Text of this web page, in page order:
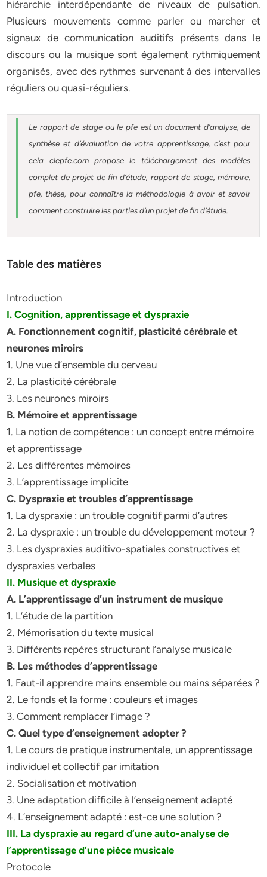
hiérarchie interdépendante de niveaux de pulsation.
Plusieurs mouvements comme parler ou marcher et
signaux de communication auditifs présents dans le
discours ou la musique sont également rythmiquement
organisés, avec des rythmes survenant à des intervalles
réguliers ou quasi-réguliers.
Le rapport de stage ou le pfe est un document d’analyse, de
synthèse et d’évaluation de votre apprentissage, c’est pour
cela clepfe.com propose le téléchargement des modèles
complet de projet de fin d’étude, rapport de stage, mémoire,
pfe, thèse, pour connaître la méthodologie à avoir et savoir
comment construire les parties d’un projet de fin d’étude.
Table des matières
Introduction
I. Cognition, apprentissage et dyspraxie
A. Fonctionnement cognitif, plasticité cérébrale et
neurones miroirs
1. Une vue d’ensemble du cerveau
2. La plasticité cérébrale
3. Les neurones miroirs
B. Mémoire et apprentissage
1. La notion de compétence : un concept entre mémoire
et apprentissage
2. Les différentes mémoires
3. L’apprentissage implicite
C. Dyspraxie et troubles d’apprentissage
1. La dyspraxie : un trouble cognitif parmi d’autres
2. La dyspraxie : un trouble du développement moteur ?
3. Les dyspraxies auditivo-spatiales constructives et
dyspraxies verbales
II. Musique et dyspraxie
A. L’apprentissage d’un instrument de musique
1. L’étude de la partition
2. Mémorisation du texte musical
3. Différents repères structurant l’analyse musicale
B. Les méthodes d’apprentissage
1. Faut-il apprendre mains ensemble ou mains séparées ?
2. Le fonds et la forme : couleurs et images
3. Comment remplacer l’image ?
C. Quel type d’enseignement adopter ?
1. Le cours de pratique instrumentale, un apprentissage
individuel et collectif par imitation
2. Socialisation et motivation
3. Une adaptation difficile à l’enseignement adapté
4. L’enseignement adapté : est-ce une solution ?
III. La dyspraxie au regard d’une auto-analyse de
l’apprentissage d’une pièce musicale
Protocole